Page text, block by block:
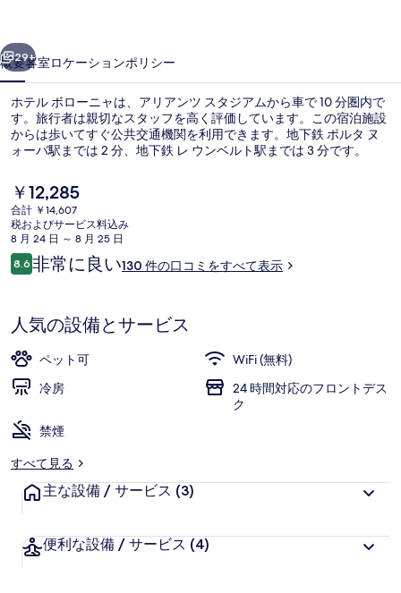
ャ
の
写
真
ャ
ラ
リ
次へ
29+
概要客室ロケーションポリシー
ホテル ボローニャは、アリアンツ スタジアムから車で 10 分圏内で
す。旅行者は親切なスタッフを高く評価しています。この宿泊施設
からは歩いてすぐ公共交通機関を利用できます。地下鉄 ポルタ ヌ
ォーバ駅までは 2 分、地下鉄 レ ウンベルト駅までは 3 分です。
現
在
の
料
金
は
す
￥12,285
合計 ￥14,607
税およびサービス料込み
8 月 24 日 ～ 8 月 25 日
口
コ
8.610段階中8.6
非常に良い130 件の口コミをすべて表示
人気の設備とサービス
ペット可
WiFi (無料)
冷房
24 時間対応のフロントデス
ク
禁煙
すべて見る
主な設備 / サービス (3)
便利な設備 / サービス (4)